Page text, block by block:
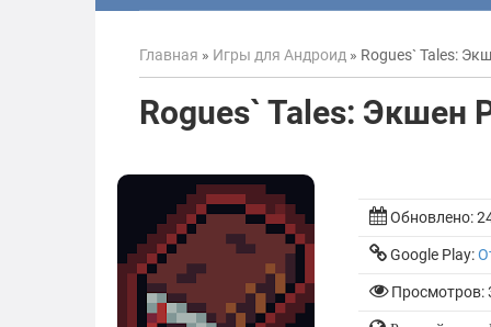
Главная » Игры для Андроид » Rogues` Tales:
Rogues` Tales: Экшен
Обновлено:
Google Play:
Просмотров: